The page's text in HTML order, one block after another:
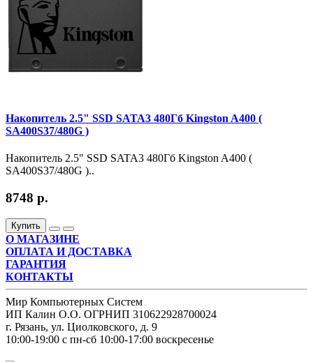
Накопитель 2.5" SSD SATA3 480Гб Kingston A400 (
SA400S37/480G )
Накопитель 2.5" SSD SATA3 480Гб Kingston A400 (
SA400S37/480G )..
8748 р.
Купить
О МАГАЗИНЕ
ОПЛАТА И ДОСТАВКА
ГАРАНТИЯ
КОНТАКТЫ
Мир Компьютерных Систем
ИП Калин О.О. ОГРНИП 310622928700024
г. Рязань, ул. Циолковского, д. 9
10:00-19:00 с пн-сб 10:00-17:00 воскресенье